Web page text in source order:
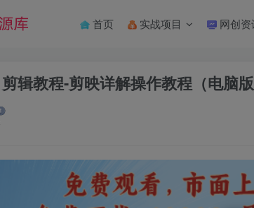
首页 实战项目 网创资
剪辑教程-剪映详解操作教程（电脑